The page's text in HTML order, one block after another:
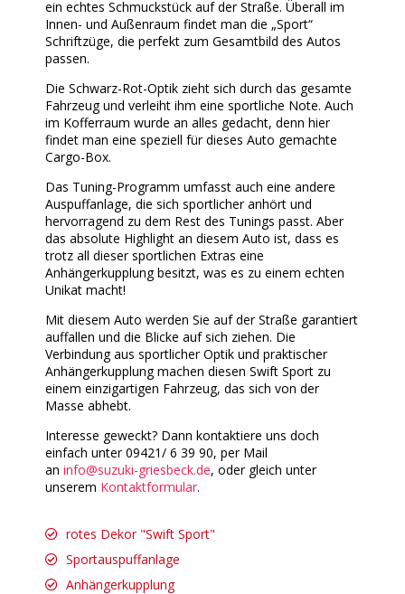
ein echtes Schmuckstück auf der Straße. Überall im
Innen- und Außenraum findet man die „Sport“
Schriftzüge, die perfekt zum Gesamtbild des Autos
passen.
Die Schwarz-Rot-Optik zieht sich durch das gesamte
Fahrzeug und verleiht ihm eine sportliche Note. Auch
im Kofferraum wurde an alles gedacht, denn hier
findet man eine speziell für dieses Auto gemachte
Cargo-Box.
Das Tuning-Programm umfasst auch eine andere
Auspuffanlage, die sich sportlicher anhört und
hervorragend zu dem Rest des Tunings passt. Aber
das absolute Highlight an diesem Auto ist, dass es
trotz all dieser sportlichen Extras eine
Anhängerkupplung besitzt, was es zu einem echten
Unikat macht!
Mit diesem Auto werden Sie auf der Straße garantiert
auffallen und die Blicke auf sich ziehen. Die
Verbindung aus sportlicher Optik und praktischer
Anhängerkupplung machen diesen Swift Sport zu
einem einzigartigen Fahrzeug, das sich von der
Masse abhebt.
Interesse geweckt? Dann kontaktiere uns doch
einfach unter 09421/ 6 39 90, per Mail
an info@suzuki-griesbeck.de, oder gleich unter
unserem Kontaktformular.
rotes Dekor "Swift Sport"
Sportauspuffanlage
Anhängerkupplung